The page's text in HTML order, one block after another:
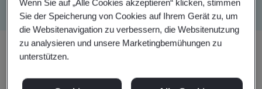
Wenn Sie auf „Alle Cookies akzeptieren“ klicken, stimmen
Sie der Speicherung von Cookies auf Ihrem Gerät zu, um
die Websitenavigation zu verbessern, die Websitenutzung
zu analysieren und unsere Marketingbemühungen zu
unterstützen.